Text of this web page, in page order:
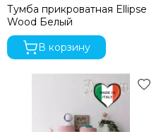
Тумба прикроватная Ellipse
Wood Белый
В корзину